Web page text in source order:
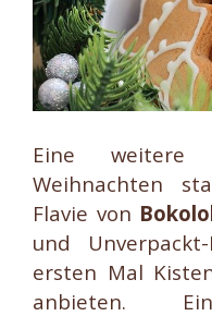
Eine
Weihnachten
Flavie von
und
ersten Mal
anbieten.